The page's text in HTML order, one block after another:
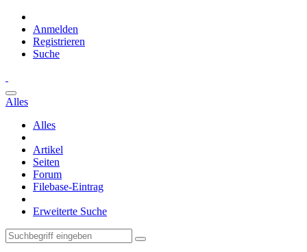
Anmelden
Registrieren
Suche
Alles
Alles
Artikel
Seiten
Forum
Filebase-Eintrag
Erweiterte Suche